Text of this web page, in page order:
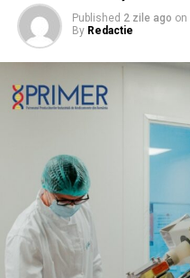
Published 2 zile ago on
By Redactie